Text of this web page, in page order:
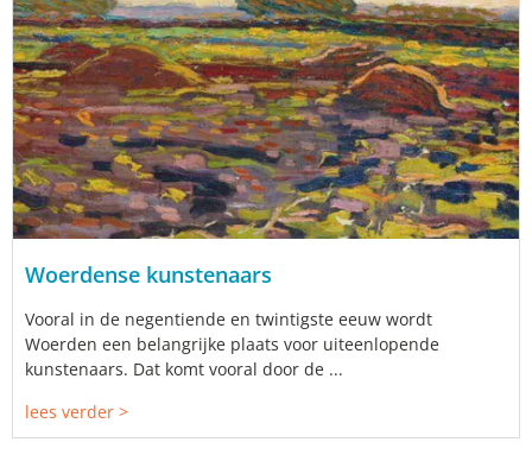
Woerdense kunstenaars
Vooral in de negentiende en twintigste eeuw wordt
Woerden een belangrijke plaats voor uiteenlopende
kunstenaars. Dat komt vooral door de ...
lees verder >